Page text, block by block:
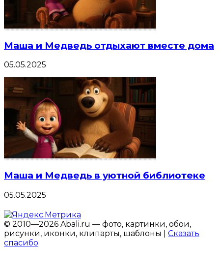
Маша и Медведь отдыхают вместе дома
05.05.2025
Маша и Медведь в уютной библиотеке
05.05.2025
© 2010—2026 Abali.ru — фото, картинки, обои,
рисунки, иконки, клипарты, шаблоны | Сказать
спасибо